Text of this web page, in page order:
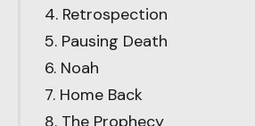
4. Retrospection
5. Pausing Death
6. Noah
7. Home Back